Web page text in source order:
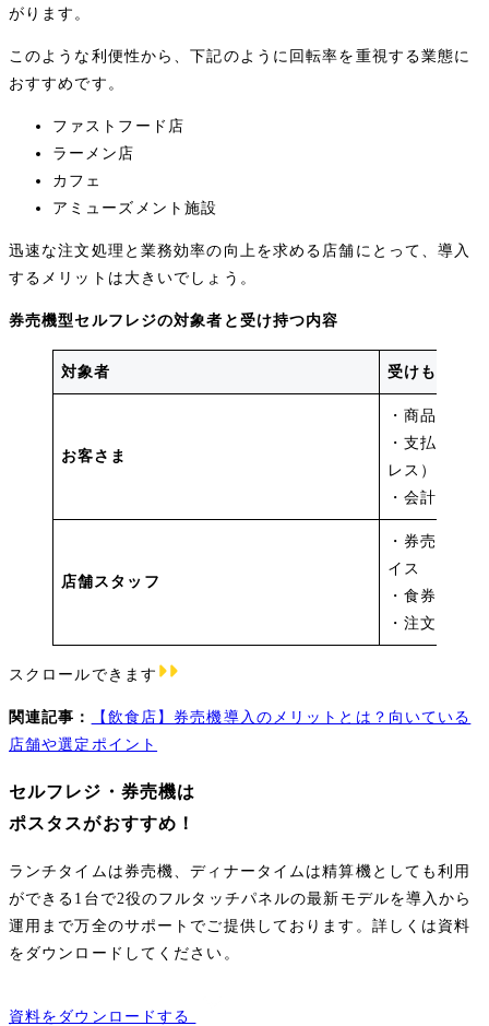
がります。
このような利便性から、下記のように回転率を重視する業態に
おすすめです。
ファストフード店
ラーメン店
カフェ
アミューズメント施設
迅速な注文処理と業務効率の向上を求める店舗にとって、導入
するメリットは大きいでしょう。
券売機型セルフレジの対象者と受け持つ内容
対象者 受けもつ主
お客さま
・商品・メ
・支払い方
レス）
・会計（お
店舗スタッフ
・券売機型
イス
・食券の回収
・注文内容
スクロールできます
関連記事：
【飲食店】券売機導入のメリットとは？向いている
店舗や選定ポイント
セルフレジ・券売機は
ポスタスがおすすめ！
ランチタイムは券売機、ディナータイムは精算機としても利用
ができる1台で2役のフルタッチパネルの最新モデルを導入から
運用まで万全のサポートでご提供しております。詳しくは資料
をダウンロードしてください。
資料をダウンロードする